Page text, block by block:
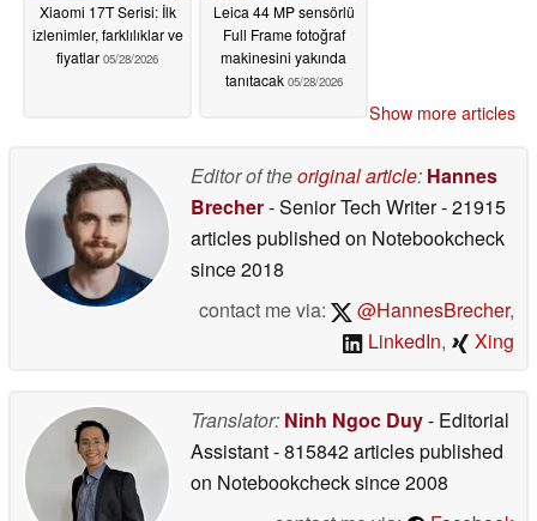
Xiaomi 17T Serisi: İlk
izlenimler, farklılıklar ve
fiyatlar 05/28/2026
Leica 44 MP sensörlü
Full Frame fotoğraf
makinesini yakında
tanıtacak 05/28/2026
Show more articles
Editor of theoriginal article: Hannes
Brecher- Senior Tech Writer- 21915
articles published on Notebookcheck
since 2018
contact me via:
@HannesBrecher,
LinkedIn, Xing
Translator: Ninh Ngoc Duy- Editorial
Assistant- 815842 articles published
on Notebookchecksince 2008